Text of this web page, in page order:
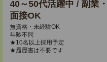
40～50代活躍中 / 副業
面接OK
無資格・未経験OK
年齢不問
★10名以上採用予定
★履歴書は不要です